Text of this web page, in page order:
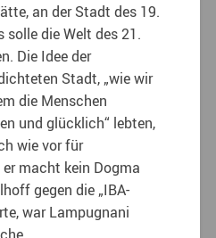
an der Stadt des 19.
solle die Welt des 21.
Die Idee der
Stadt, „wie wir
die Menschen
und glücklich“ lebten,
wie vor für
macht kein Dogma
gegen die „IBA-
war Lampugnani